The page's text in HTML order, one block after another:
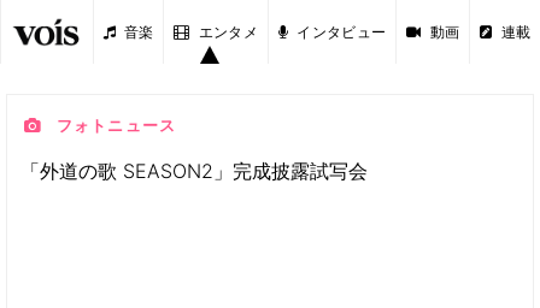
音楽 エンタメ インタビュー 動画 連載
フォトニュース
「外道の歌 SEASON2」完成披露試写会